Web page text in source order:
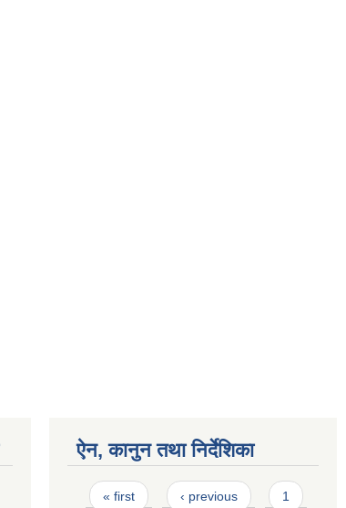
ऐन, कानुन तथा निर्देशिका
Pages
« first ‹ previous 1